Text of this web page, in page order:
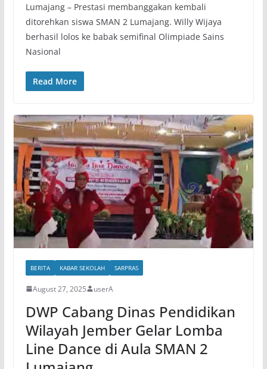
Lumajang – Prestasi membanggakan kembali
ditorehkan siswa SMAN 2 Lumajang. Willy Wijaya
berhasil lolos ke babak semifinal Olimpiade Sains
Nasional
Read More
BERITA KABAR SEKOLAH SARPRAS
August 27, 2025 userA
DWP Cabang Dinas Pendidikan
Wilayah Jember Gelar Lomba
Line Dance di Aula SMAN 2